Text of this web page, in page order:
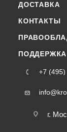
ДОСТАВКА
КОНТАКТЫ
ПОДДЕРЖКА
+7
г.